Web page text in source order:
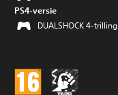
PS4-versie
DUALSHOCK 4-trilling